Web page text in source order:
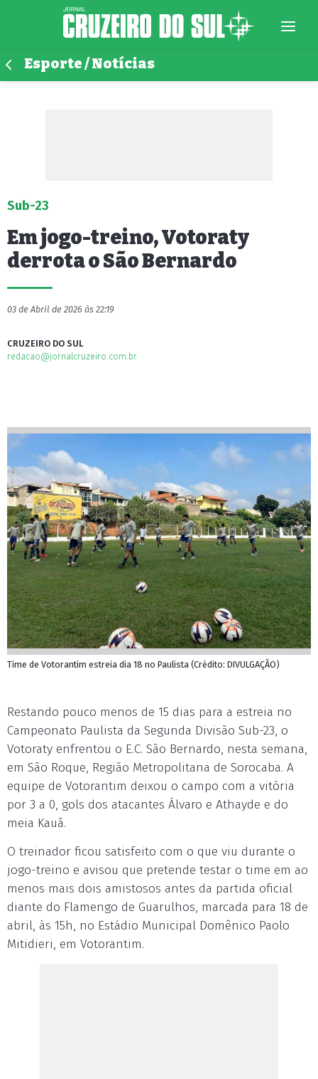
Esporte / Notícias
Sub-23
Em jogo-treino, Votoraty
derrota o São Bernardo
03 de Abril de 2026 às 22:19
CRUZEIRO DO SUL
redacao@jornalcruzeiro.com.br
Time de Votorantim estreia dia 18 no Paulista (Crédito: DIVULGAÇÃO)
Restando pouco menos de 15 dias para a estreia no
Campeonato Paulista da Segunda Divisão Sub-23, o
Votoraty enfrentou o E.C. São Bernardo, nesta semana,
em São Roque, Região Metropolitana de Sorocaba. A
equipe de Votorantim deixou o campo com a vitória
por 3 a 0, gols dos atacantes Álvaro e Athayde e do
meia Kauã.
O treinador ficou satisfeito com o que viu durante o
jogo-treino e avisou que pretende testar o time em ao
menos mais dois amistosos antes da partida oficial
diante do Flamengo de Guarulhos, marcada para 18 de
abril, às 15h, no Estádio Municipal Domênico Paolo
Mitidieri, em Votorantim.